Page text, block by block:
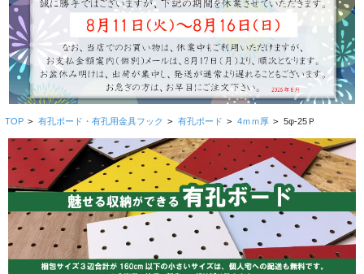
TOP > 有孔ボード・有孔用金具フック > 有孔ボード > 4ｍｍ厚 > 5φ-25Ｐ